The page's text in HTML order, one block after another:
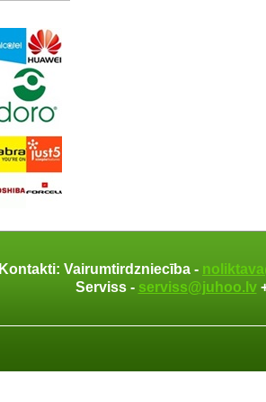
Kontakti: Vairumtirdzniecība -
Serviss - serviss@juhoo.lv